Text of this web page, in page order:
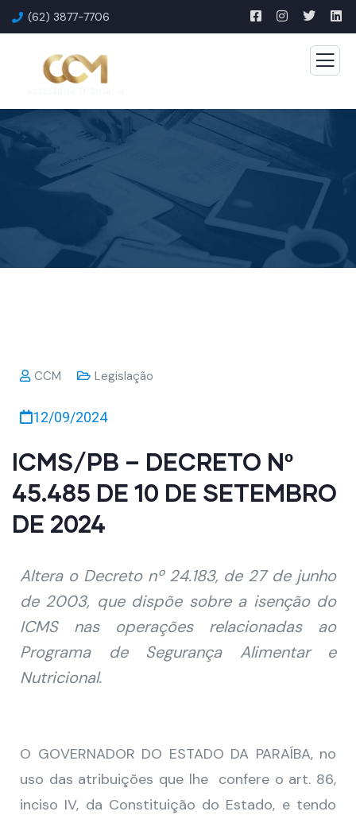
(62) 3877-7706
CCM Legislação
12/09/2024
ICMS/PB – DECRETO Nº
45.485 DE 10 DE SETEMBRO
DE 2024
Altera o Decreto nº 24.183, de 27 de junho
de 2003, que dispõe sobre a isenção do
ICMS nas operações relacionadas ao
Programa de Segurança Alimentar e
Nutricional.
O GOVERNADOR DO ESTADO DA PARAÍBA, no
uso das atribuições que lhe confere o art. 86,
inciso IV, da Constituição do Estado, e tendo